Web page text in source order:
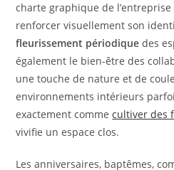
charte graphique de
renforcer visuellement son
fleurissement périodique des
également le bien-être des
une touche de nature et de
environnements intérieurs
exactement commecultiver des
vivifie un espace clos.
Les anniversaires, baptêmes,